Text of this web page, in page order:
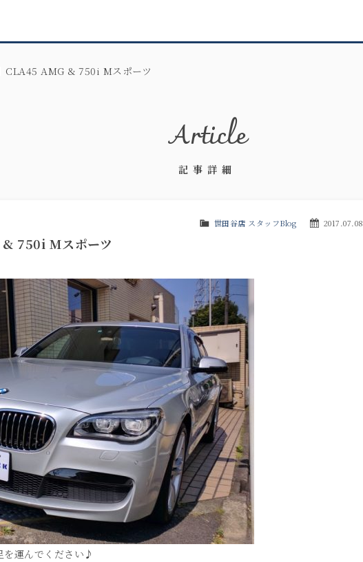
CLA45 AMG & 750i Mスポーツ
Article
記事詳細
2017.07.08
世田谷店 スタッフBlog
750i Mスポーツ
を運んでください♪